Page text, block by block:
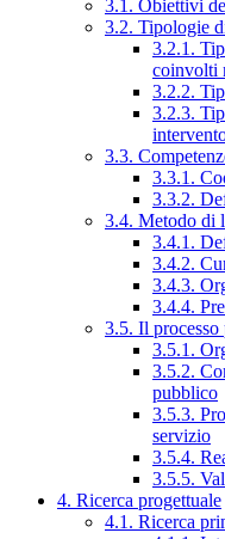
3.1. Obiettivi
3.2. Tipologie
3.2.1.
coinvolti
3.2.2.
3.2.3.
3.3.
3.3.1.
3.3.2.
3.4. Metodo di
3.4.1.
3.4.2.
3.4.3.
3.4.4.
3.5. Il processo
3.5.1.
3.5.2.
pubblico
3.5.3.
servizio
3.5.4.
3.5.5.
4. Ricerca progettuale
4.1. Ricerca